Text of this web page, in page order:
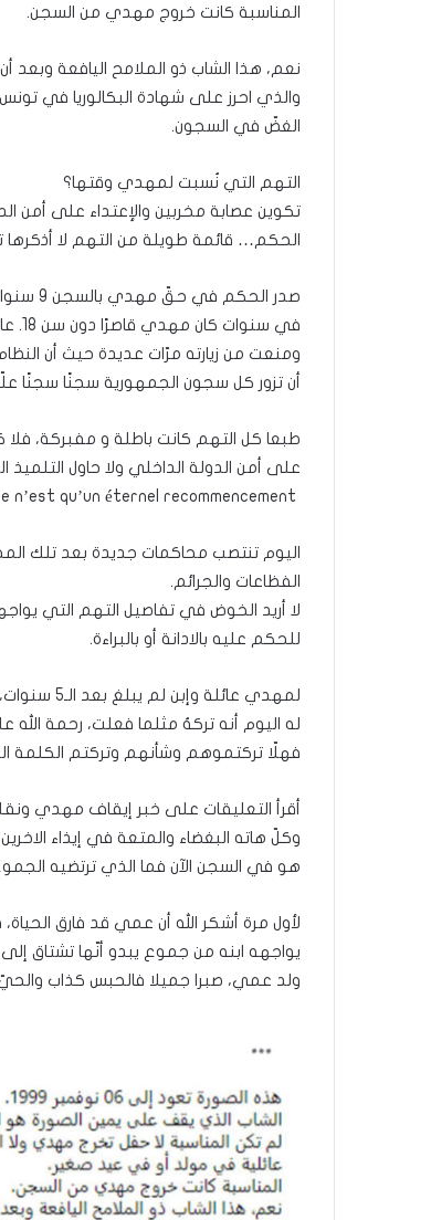
المناسبة كانت خروج مهدي من السجن.
نعم، هذا الشاب ذو الملامح اليافعة وبعد
الغضّ في السجون.
التهم التي نُسبت لمهدي وقتها؟
تكوين عصابة مخربين والإعتداء على أمن
الحكم… قائمة طويلة من التهم لا أذكرها
صدر
في
ومنعت من زيارته مرّات عديدة حيث أن
أن تزور كل سجون الجمهورية سجنًا سجنًا
طبعا كل التهم كانت باطلة و مفبركة،
على أمن الدولة الداخلي ولا حاول
اليوم تنتصب محاكمات جديدة بعد تلك
الفظاعات والجرائم.
لا أريد الخوض في تفاصيل التهم التي
للحكم عليه بالادانة أو بالبراءة.
لمهدي
له اليوم أنه تركهُ مثلما فعلت، رحمة الله
فهلّا تركتموهم وشأنهم وتركتم الكلمة
أقرأ التعليقات على خبر إيقاف مهدي
وكلّ هاته البغضاء والمتعة في إيذاء
هو في السجن الآن فما الذي ترتضيه
لأول مرة أشكر الله أن عمي قد فارق
يواجهه ابنه من جموع يبدو أنّها تشتاق
ولد عمي، صبرا جميلا فالحبس كذاب